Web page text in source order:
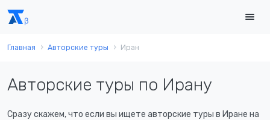
Главная Авторские туры Иран
Авторские туры по Ирану
Сразу скажем, что если вы ищете авторские туры в Иране на